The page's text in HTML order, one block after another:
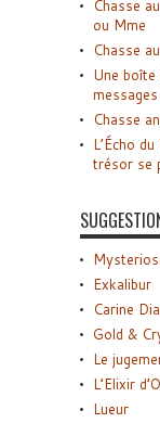
Chasse
ou Mme
Chasse
Une
Chasse
L’Écho
trésor se
Exkalibur
Carine
Gold &
Le
L’Elixir
Lueur